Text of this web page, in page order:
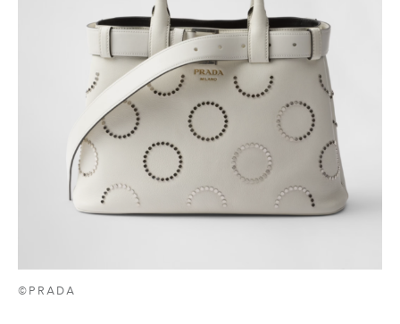
©PRADA